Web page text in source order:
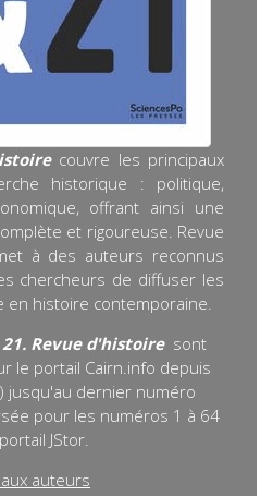
couvre les principaux
historique : politique,
offrant ainsi une
et rigoureuse. Revue
à des auteurs reconnus
chercheurs de diffuser les
en histoire contemporaine.
21. Revue d'histoire sont
le portail Cairn.info depuis
jusqu'au dernier numéro
pour les numéros 1 à 64
JStor.
auteurs